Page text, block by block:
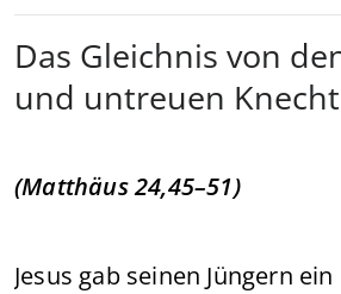
Das Gleichnis von
und untreuen
(Matthäus 24,45–51)
Jesus gab seinen Jüngern